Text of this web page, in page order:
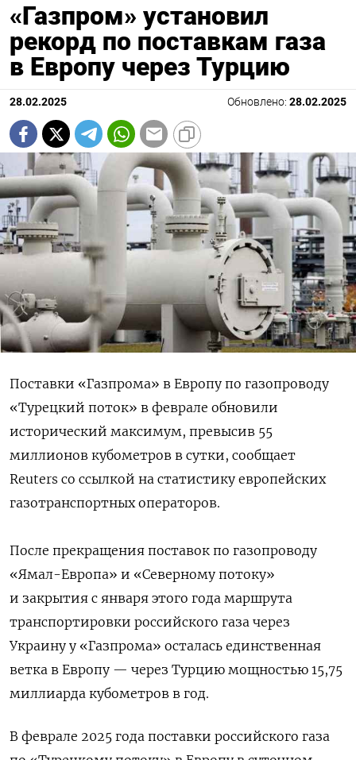
«Газпром» установил
рекорд по поставкам газа
в Европу через Турцию
28.02.2025 Обновлено: 28.02.2025
Поставки «Газпрома» в Европу по газопроводу
«Турецкий поток» в феврале обновили
исторический максимум, превысив 55
миллионов кубометров в сутки, сообщает
Reuters со ссылкой на статистику европейских
газотранспортных операторов.
После прекращения поставок по газопроводу
«Ямал-Европа» и «Северному потоку»
и закрытия с января этого года маршрута
транспортировки российского газа через
Украину у «Газпрома» осталась единственная
ветка в Европу — через Турцию мощностью 15,75
миллиарда кубометров в год.
В феврале 2025 года поставки российского газа